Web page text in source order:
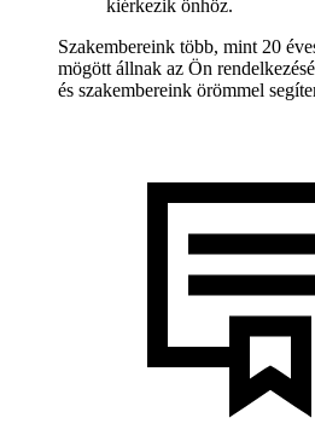
kiérkezik önhöz.
Szakembereink több, mint 20
mögött állnak az Ön
és szakembereink örömmel